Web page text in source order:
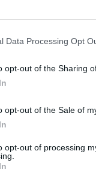
Data Processing Opt
opt-out of the Sharing
opt-out of the Sale of
opt-out of processing
se a trattare
il finimondo.
“stai zitta” che
volta inviato i